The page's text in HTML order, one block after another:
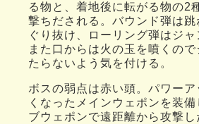
る物と、着地後に転がる物の2
撃ちだされる。バウンド弾は跳
ぐり抜け、ローリング弾はジャ
また口からは火の玉を噴くの
たらないよう気を付ける。
ボスの弱点は赤い頭。パワー
くなったメインウェポンを装
ブウェポンで遠距離から攻撃